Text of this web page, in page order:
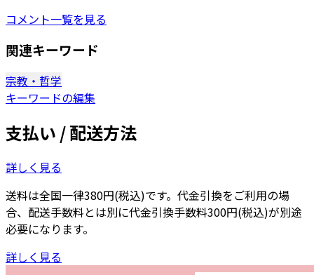
コメント一覧を見る
関連キーワード
宗教・哲学
キーワードの編集
支払い / 配送方法
詳しく見る
送料は全国一律380円(税込)です。代金引換をご利用の場
合、配送手数料とは別に代金引換手数料300円(税込)が別途
必要になります。
詳しく見る